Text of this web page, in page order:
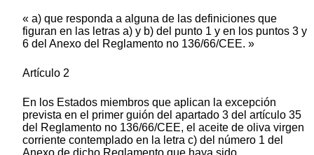
« a) que responda a alguna de las definiciones que
figuran en las letras a) y b) del punto 1 y en los puntos 3 y
6 del Anexo del Reglamento no 136/66/CEE. »
Artículo 2
En los Estados miembros que aplican la excepción
prevista en el primer guión del apartado 3 del artículo 35
del Reglamento no 136/66/CEE, el aceite de oliva virgen
corriente contemplado en la letra c) del número 1 del